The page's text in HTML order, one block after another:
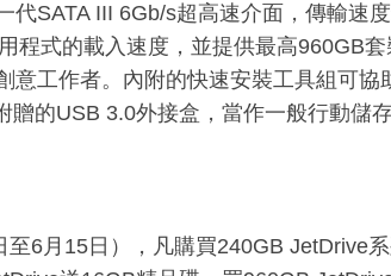
代SATA III 6Gb/s超高速介面，傳輸速
程式的載入速度，並提供最高960GB
意工作者。內附的快速安裝工具組可協
贈的USB 3.0外接盒，當作一般行動儲
6月15日），凡購買240GB JetDrive